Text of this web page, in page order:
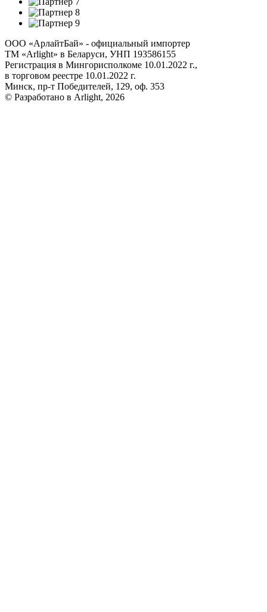
ООО «АрлайтБай» - официальный импортер
ТМ «Arlight» в Беларуси, УНП 193586155
Регистрация в Мингорисполкоме 10.01.2022 г.,
в торговом реестре 10.01.2022 г.
Минск, пр-т Победителей, 129, оф. 353
© Разработано в Arlight, 2026